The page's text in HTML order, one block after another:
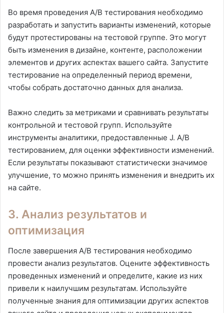
Во время проведения A/B тестирования необходимо
разработать и запустить варианты изменений, которые
будут протестированы на тестовой группе. Это могут
быть изменения в дизайне, контенте, расположении
элементов и других аспектах вашего сайта. Запустите
тестирование на определенный период времени,
чтобы собрать достаточно данных для анализа.
Важно следить за метриками и сравнивать результаты
контрольной и тестовой групп. Используйте
инструменты аналитики, предоставленные J. A/B
тестированием, для оценки эффективности изменений.
Если результаты показывают статистически значимое
улучшение, то можно принять изменения и внедрить их
на сайте.
3. Анализ результатов и
оптимизация
После завершения A/B тестирования необходимо
провести анализ результатов. Оцените эффективность
проведенных изменений и определите, какие из них
привели к наилучшим результатам. Используйте
полученные знания для оптимизации других аспектов